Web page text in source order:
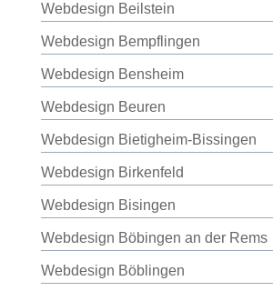
Webdesign Beilstein
Webdesign Bempflingen
Webdesign Bensheim
Webdesign Beuren
Webdesign Bietigheim-Bissingen
Webdesign Birkenfeld
Webdesign Bisingen
Webdesign Böbingen an der Rems
Webdesign Böblingen